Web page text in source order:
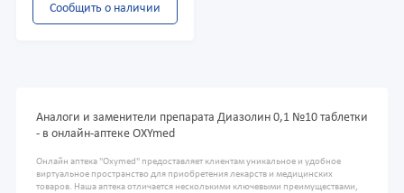
Сообщить о наличии
Аналоги и заменители препарата Диазолин 0,1 №10 таблетки
- в онлайн-аптеке OXYmed
Онлайн аптека "Oxymed" предоставляет клиентам уникальное и удобное
виртуальное пространство для приобретения лекарств и медицинских
товаров. Наша аптека отличается несколькими ключевыми преимуществами,